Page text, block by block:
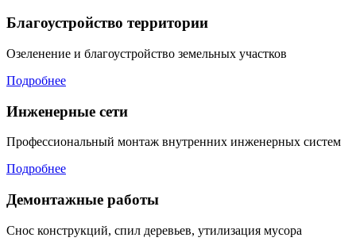
Благоустройство территории
Озеленение и благоустройство земельных участков
Подробнее
Инженерные сети
Профессиональный монтаж внутренних инженерных систем
Подробнее
Демонтажные работы
Снос конструкций, спил деревьев, утилизация мусора